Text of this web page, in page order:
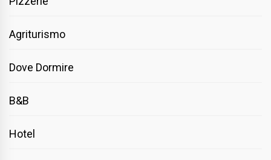
Agriturismo
Dove Dormire
B&B
Hotel